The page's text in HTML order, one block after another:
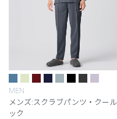
MEN
メンズ:スクラブパンツ・クー
ック